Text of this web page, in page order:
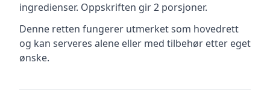
ingredienser. Oppskriften gir2 porsjoner.
Denne retten fungerer utmerket som hovedrett
og kan serveres alene eller med tilbehør etter eget
ønske.